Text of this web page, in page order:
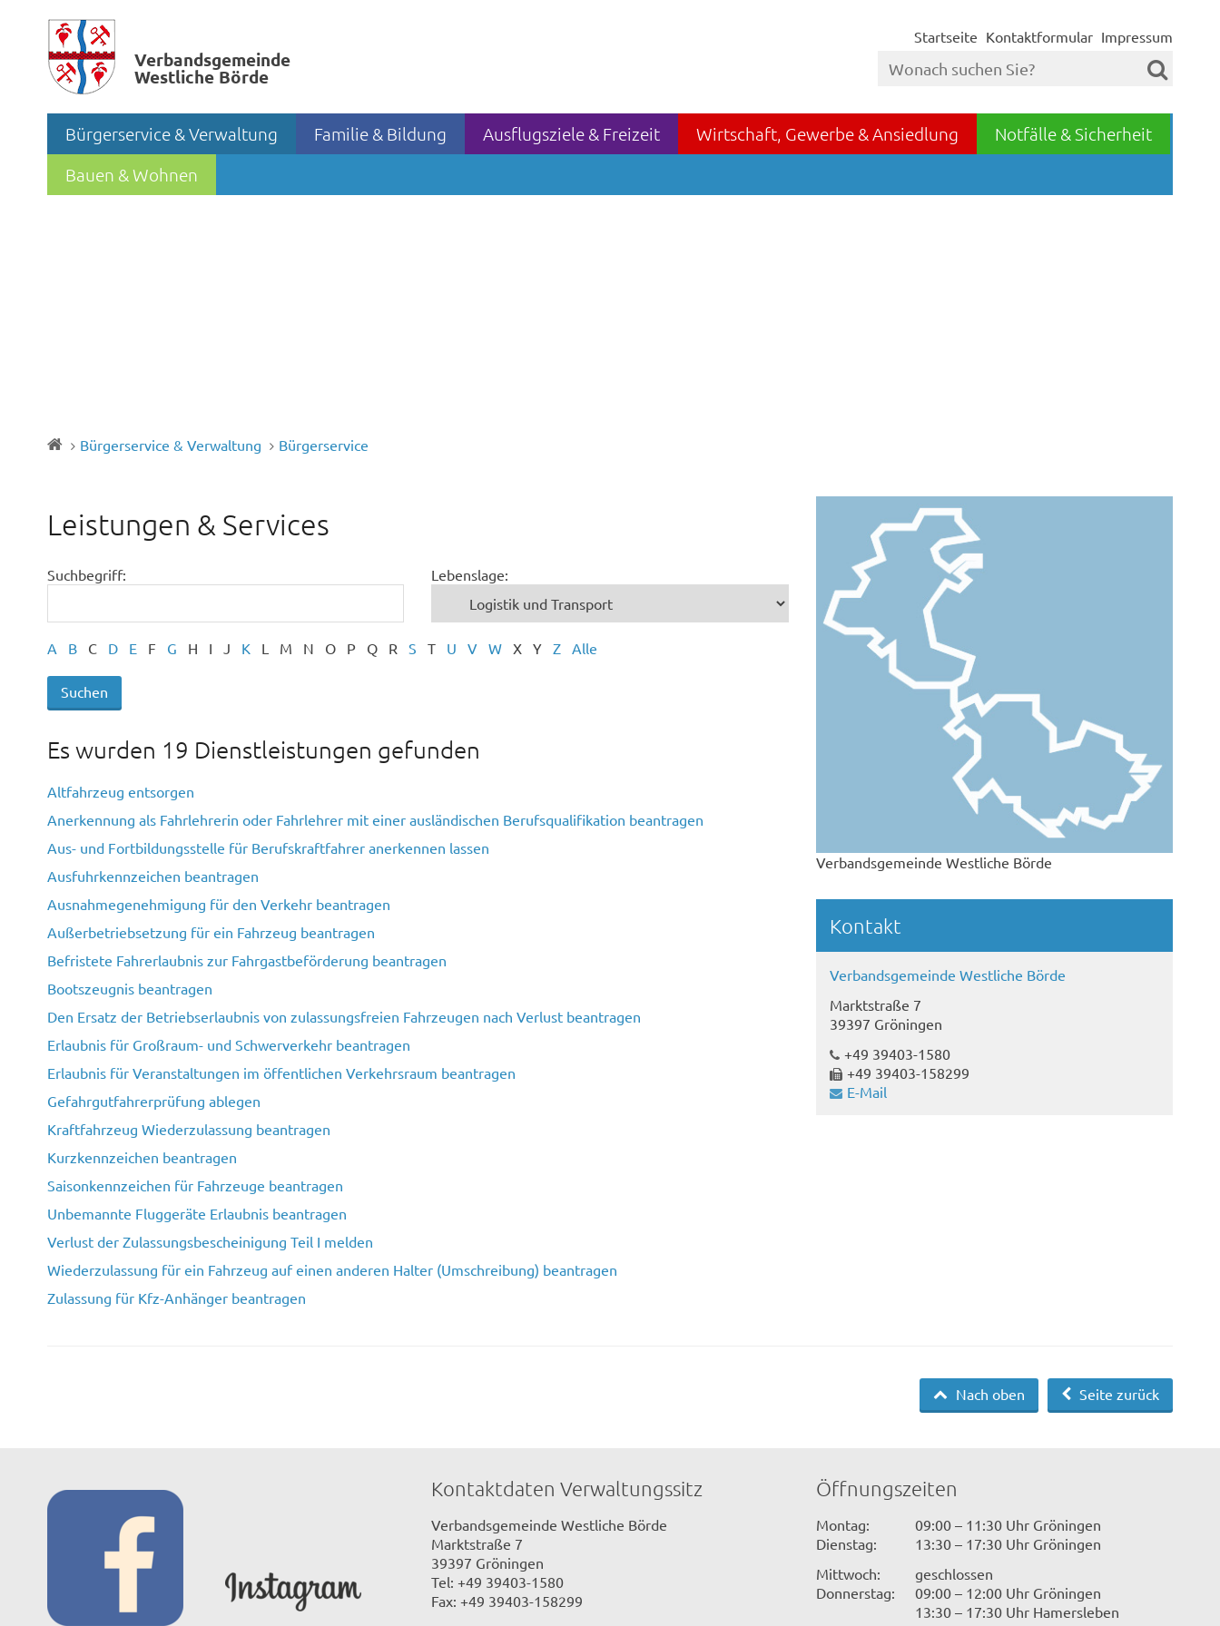
Verbands­gemeinde
Westliche Börde
Startseite Kontaktformular Impressum
Bürgerservice & Verwaltung Familie & Bildung Ausflugsziele & Freizeit Wirtschaft, Gewerbe & Ansiedlung
Notfälle & Sicherheit
Bauen & Wohnen
Bürgerservice & Verwaltung Bürgerservice
Leistungen & Services
Suchbegriff: Lebenslage:
A B C D E F G H I J K L M N O P Q R S T U V W X Y Z Alle
Es wurden 19 Dienstleistungen gefunden
Altfahrzeug entsorgen
Anerkennung als Fahrlehrerin oder Fahrlehrer mit einer ausländischen Berufsqualifikation beantragen
Aus- und Fortbildungsstelle für Berufskraftfahrer anerkennen lassen
Ausfuhrkennzeichen beantragen
Ausnahmegenehmigung für den Verkehr beantragen
Außerbetriebsetzung für ein Fahrzeug beantragen
Befristete Fahrerlaubnis zur Fahrgastbeförderung beantragen
Bootszeugnis beantragen
Den Ersatz der Betriebserlaubnis von zulassungsfreien Fahrzeugen nach Verlust beantragen
Erlaubnis für Großraum- und Schwerverkehr beantragen
Erlaubnis für Veranstaltungen im öffentlichen Verkehrsraum beantragen
Gefahrgutfahrerprüfung ablegen
Kraftfahrzeug Wiederzulassung beantragen
Kurzkennzeichen beantragen
Saisonkennzeichen für Fahrzeuge beantragen
Unbemannte Fluggeräte Erlaubnis beantragen
Verlust der Zulassungsbescheinigung Teil I melden
Wiederzulassung für ein Fahrzeug auf einen anderen Halter (Umschreibung) beantragen
Zulassung für Kfz-Anhänger beantragen
Verbandsgemeinde Westliche Börde
Kontakt
Verbandsgemeinde Westliche Börde
Marktstraße 7
39397 Gröningen
+49 39403-1580
+49 39403-158299
E-Mail
Seite zurück
Nach oben
Kontaktdaten Verwaltungssitz
Verbandsgemeinde Westliche Börde
Marktstraße 7
39397 Gröningen
Tel: +49 39403-1580
Fax: +49 39403-158299
Öffnungszeiten
Montag:
09:00 – 11:30 Uhr Gröningen
Dienstag:
13:30 – 17:30 Uhr Gröningen
Mittwoch:
geschlossen
Donnerstag:
09:00 – 12:00 Uhr Gröningen
13:30 – 17:30 Uhr Hamersleben